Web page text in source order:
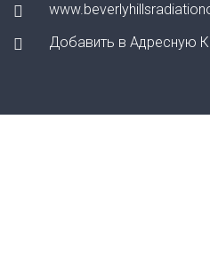
Добавить в Адресную